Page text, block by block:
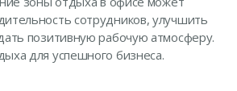
сотрудников, улучшить
позитивную рабочую атмосферу.
для успешного бизнеса.